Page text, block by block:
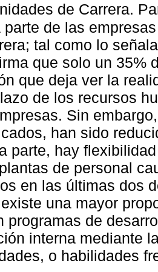
de Carrera.
parte de las
tal como lo
que solo un 35%
que deja ver la
de los recursos
Sin
han sido
parte, hay
de personal
en las últimas dos
una mayor
programas de
interna mediante
o habilidades